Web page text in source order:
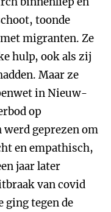
toonde
migranten. Ze
hulp, ook als zij
Maar ze
in Nieuw-
op
geprezen om
en empathisch,
jaar later
van covid
ging tegen de